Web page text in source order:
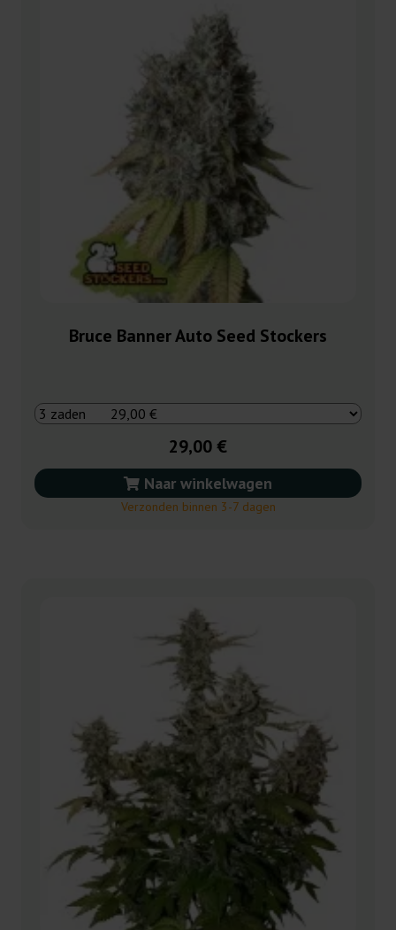
Bruce Banner Auto Seed Stockers
29,00 €
Naar winkelwagen
Verzonden binnen 3-7 dagen